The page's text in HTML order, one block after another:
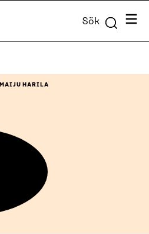
Sök Meny
MAIJU HARILA